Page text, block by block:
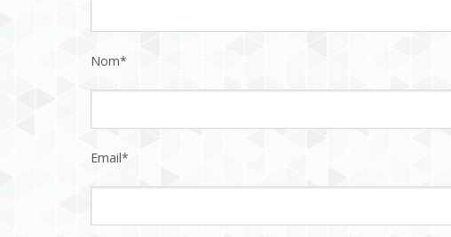
Nom*
Email*